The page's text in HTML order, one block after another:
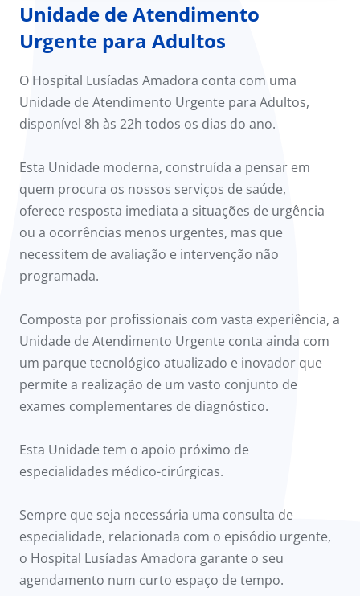
EN
Unidade de Atendimento
Urgente para Adultos
O Hospital Lusíadas Amadora conta com uma
Unidade de Atendimento Urgente para Adultos,
disponível 8h às 22h todos os dias do ano.
Esta Unidade moderna, construída a pensar em
quem procura os nossos serviços de saúde,
oferece resposta imediata a situações de urgência
ou a ocorrências menos urgentes, mas que
necessitem de avaliação e intervenção não
programada.
Composta por profissionais com vasta experiência, a
Unidade de Atendimento Urgente conta ainda com
um parque tecnológico atualizado e inovador que
permite a realização de um vasto conjunto de
exames complementares de diagnóstico.
Esta Unidade tem o apoio próximo de
especialidades médico-cirúrgicas.
Sempre que seja necessária uma consulta de
especialidade, relacionada com o episódio urgente,
o Hospital Lusíadas Amadora garante o seu
agendamento num curto espaço de tempo.